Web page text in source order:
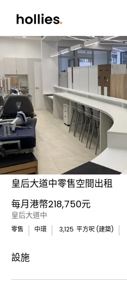
皇后大道中零售空間出租
每月港幣218,750元
皇后大道中
零售 中環 3,125 平方呎 (建築)
設施